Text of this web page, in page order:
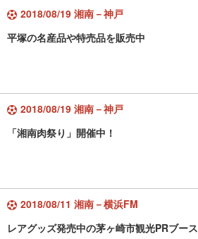
2018/08/19 湘南－神戸
平塚の名産品や特売品を販売中
2018/08/19 湘南－神戸
「湘南肉祭り」開催中！
2018/08/11 湘南－横浜FM
レアグッズ発売中の茅ヶ崎市観光PRブース